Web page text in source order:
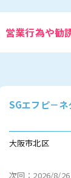
営業行為や勧
SGエフピ－ネ
大阪市北区
次回：2026/8/26